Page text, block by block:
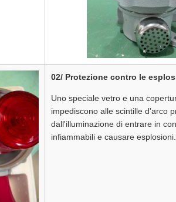
02/ Protezione contro le
Uno speciale vetro e una
impediscono alle scintille d'arco
dall'illuminazione di entrare in
infiammabili e causare esplosioni.